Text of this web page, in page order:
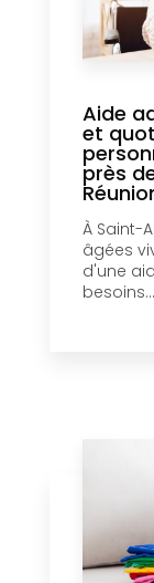
Aide
et
près
À Saint-
âgées
d'une